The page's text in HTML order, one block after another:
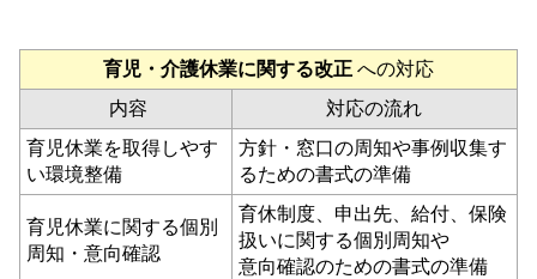
育児・介護休業に関する改正 への対応
内容
対応の流れ
育児休業を取得しやす
い環境整備
方針・窓口の周知や事例収集す
るための書式の準備
育児休業に関する個別
周知・意向確認
育休制度、申出先、給付、保険
扱いに関する個別周知や
意向確認のための書式の準備